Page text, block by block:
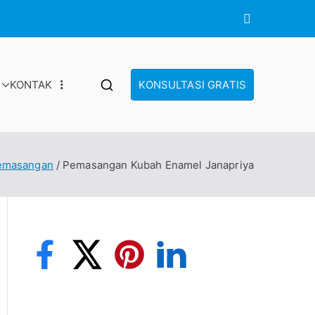
KONTAK KONSULTASI GRATIS
Pemasangan Kubah Enamel Janapriya